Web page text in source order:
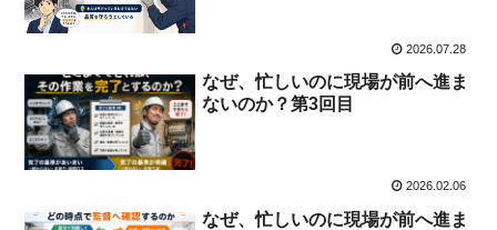
2026.07.28
なぜ、忙しいのに現場が前へ進ま
ないのか？第3回目
2026.02.06
なぜ、忙しいのに現場が前へ進ま